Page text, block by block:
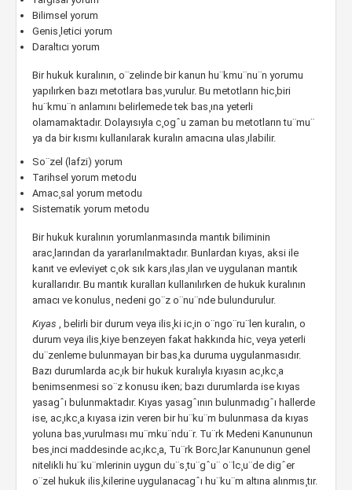
Bilimsel yorum
Genis¸letici yorum
Daraltıcı yorum
Bir hukuk kuralının, o¨zelinde bir kanun hu¨kmu¨nu¨n yorumu
yapılırken bazı metotlara bas¸vurulur. Bu metotların hic¸biri
hu¨kmu¨n anlamını belirlemede tek bas¸ına yeterli
olamamaktadır. Dolayısıyla c¸ogˆu zaman bu metotların tu¨mu¨
ya da bir kısmı kullanılarak kuralın amacına ulas¸ılabilir.
So¨zel (lafzi) yorum
Tarihsel yorum metodu
Amac¸sal yorum metodu
Sistematik yorum metodu
Bir hukuk kuralının yorumlanmasında mantık biliminin
arac¸larından da yararlanılmaktadır. Bunlardan kıyas, aksi ile
kanıt ve evleviyet c¸ok sık kars¸ılas¸ılan ve uygulanan mantık
kurallarıdır. Bu mantık kuralları kullanılırken de hukuk kuralının
amacı ve konulus¸ nedeni go¨z o¨nu¨nde bulundurulur.
Kıyas , belirli bir durum veya ilis¸ki ic¸in o¨ngo¨ru¨len kuralın, o
durum veya ilis¸kiye benzeyen fakat hakkında hic¸ veya yeterli
du¨zenleme bulunmayan bir bas¸ka duruma uygulanmasıdır.
Bazı durumlarda ac¸ık bir hukuk kuralıyla kıyasın ac¸ıkc¸a
benimsenmesi so¨z konusu iken; bazı durumlarda ise kıyas
yasagˆı bulunmaktadır. Kıyas yasagˆının bulunmadıgˆı hallerde
ise, ac¸ıkc¸a kıyasa izin veren bir hu¨ku¨m bulunmasa da kıyas
yoluna bas¸vurulması mu¨mku¨ndu¨r. Tu¨rk Medeni Kanununun
bes¸inci maddesinde ac¸ıkc¸a, Tu¨rk Borc¸lar Kanununun genel
nitelikli hu¨ku¨mlerinin uygun du¨s¸tu¨gˆu¨ o¨lc¸u¨de digˆer
o¨zel hukuk ilis¸kilerine uygulanacagˆı hu¨ku¨m altına alınmıs¸tır.